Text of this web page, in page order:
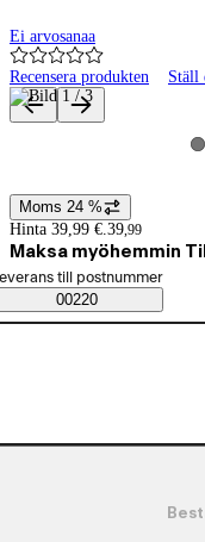
Ei arvosanaa
Recensera produkten Ställ
Produktbilder och
Prisinformation
Moms 24 %
Hinta 39,99 €. 39,99
Maksa myöhemmin
Saatavuustiedot
beställningssätt
till postnummer
00220